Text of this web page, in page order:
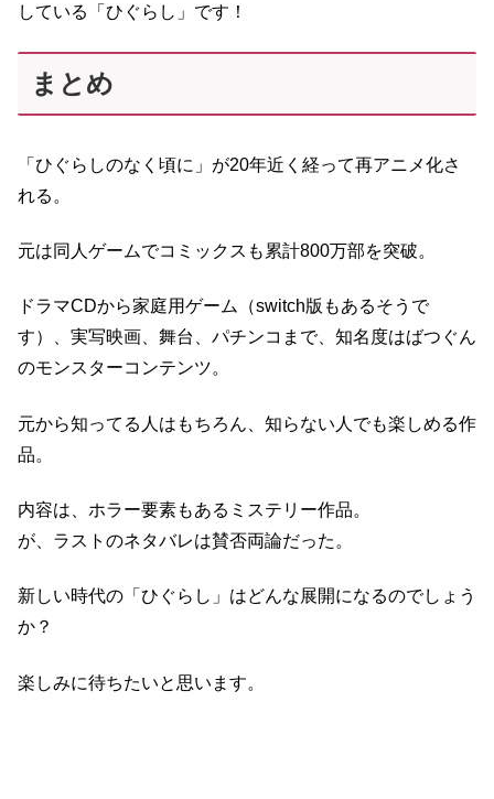
している「ひぐらし」です！
まとめ
「ひぐらしのなく頃に」が20年近く経って再アニメ化さ
れる。
元は同人ゲームでコミックスも累計800万部を突破。
ドラマCDから家庭用ゲーム（switch版もあるそうで
す）、実写映画、舞台、パチンコまで、知名度はばつぐん
のモンスターコンテンツ。
元から知ってる人はもちろん、知らない人でも楽しめる作
品。
内容は、ホラー要素もあるミステリー作品。
が、ラストのネタバレは賛否両論だった。
新しい時代の「ひぐらし」はどんな展開になるのでしょう
か？
楽しみに待ちたいと思います。